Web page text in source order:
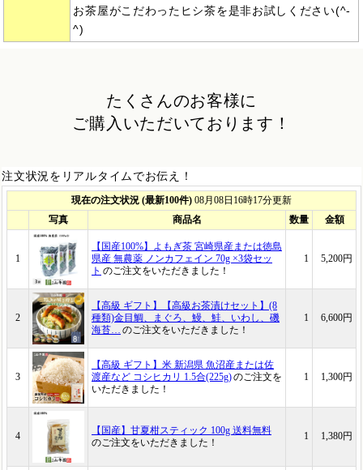
お茶屋がこだわったヒシ茶を是非お試しください(^-
^)
たくさんのお客様に
ご購入いただいております！
注文状況をリアルタイムでお伝え！